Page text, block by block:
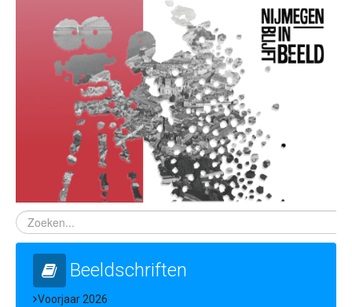
Beeldschriften
Voorjaar 2026